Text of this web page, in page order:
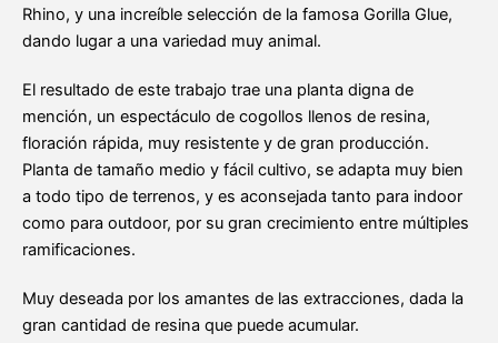
Rhino, y una increíble selección de la famosa Gorilla Glue,
dando lugar a una variedad muy animal.
El resultado de este trabajo trae una planta digna de
mención, un espectáculo de cogollos llenos de resina,
floración rápida, muy resistente y de gran producción.
Planta de tamaño medio y fácil cultivo, se adapta muy bien
a todo tipo de terrenos, y es aconsejada tanto para indoor
como para outdoor, por su gran crecimiento entre múltiples
ramificaciones.
Muy deseada por los amantes de las extracciones, dada la
gran cantidad de resina que puede acumular.